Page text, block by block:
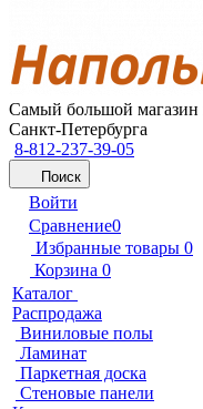
Самый большой магазин
Санкт-Петербурга
8-812-237-39-05
Поиск
Войти
Сравнение0
Избранные товары 0
Корзина 0
Каталог
Распродажа
Виниловые полы
Ламинат
Паркетная доска
Стеновые панели